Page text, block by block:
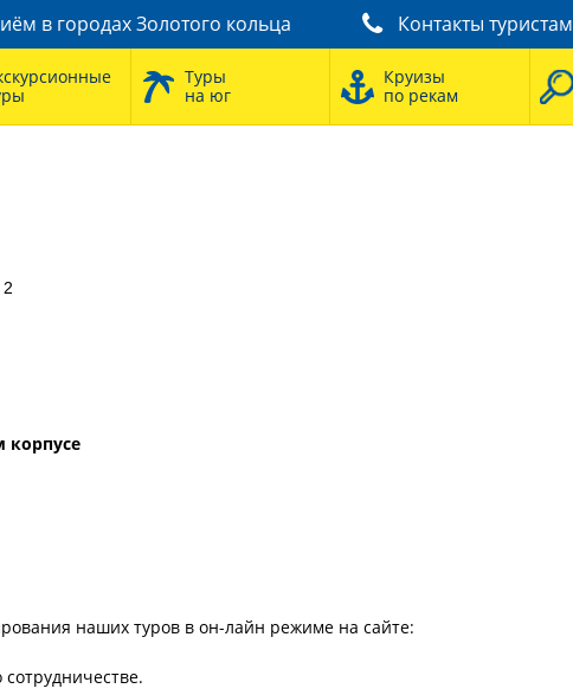
в городах Золотого кольца Контакты туристам
Туры
на юг
Круизы
по рекам
корпусе
наших туров в он-лайн режиме на сайте: